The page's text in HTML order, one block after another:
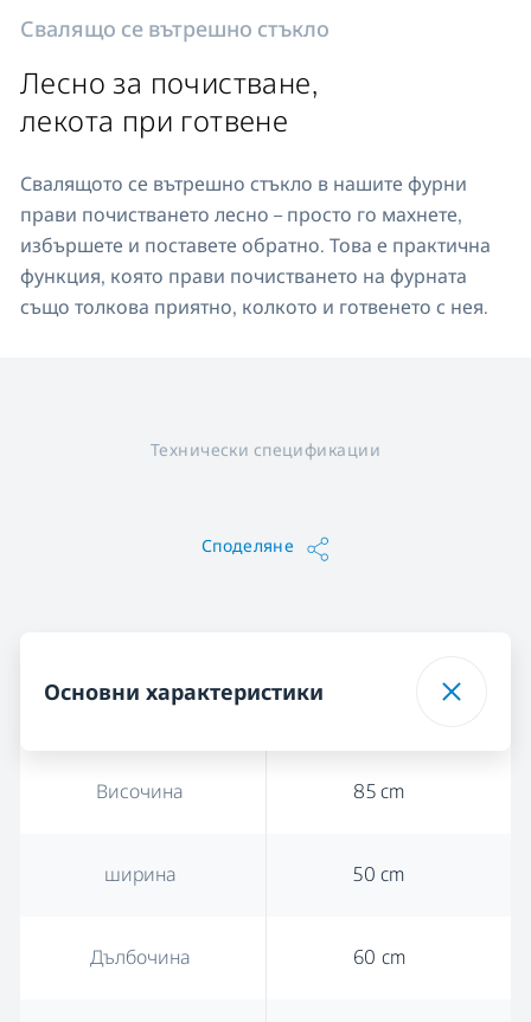
Свалящо се вътрешно стъкло
Лесно за почистване,
лекота при готвене
Свалящото се вътрешно стъкло в нашите фурни
прави почистването лесно – просто го махнете,
избършете и поставете обратно. Това е практична
функция, която прави почистването на фурната
също толкова приятно, колкото и готвенето с нея.
Технически спецификации
Споделяне
Основни характеристики
Височина 85 cm
ширина 50 cm
Дълбочина 60 cm